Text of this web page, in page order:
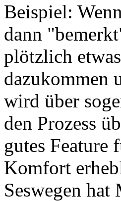
Beispiel:
dann
plötzlich
dazukommen
wird über
den Prozess
gutes Feature
Komfort
Seswegen